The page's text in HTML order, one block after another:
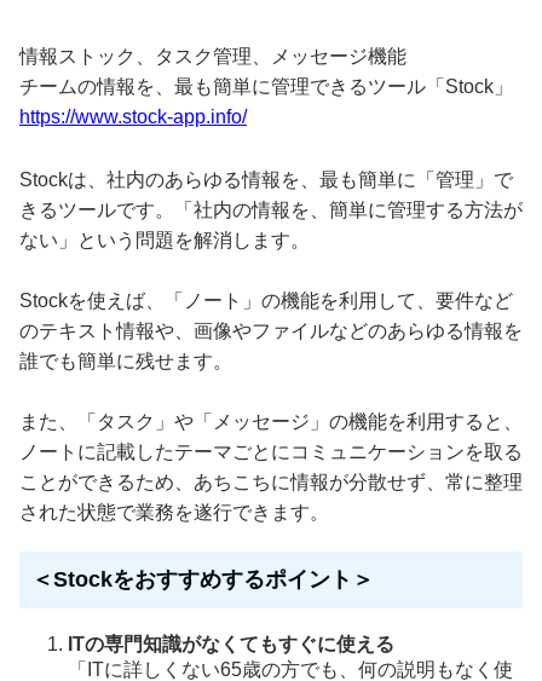
情報ストック、タスク管理、メッセージ機能
チームの情報を、最も簡単に管理できるツール「Stock」
https://www.stock-app.info/
Stockは、社内のあらゆる情報を、最も簡単に「管理」で
きるツールです。「社内の情報を、簡単に管理する方法が
ない」という問題を解消します。
Stockを使えば、「ノート」の機能を利用して、要件など
のテキスト情報や、画像やファイルなどのあらゆる情報を
誰でも簡単に残せます。
また、「タスク」や「メッセージ」の機能を利用すると、
ノートに記載したテーマごとにコミュニケーションを取る
ことができるため、あちこちに情報が分散せず、常に整理
された状態で業務を遂行できます。
＜Stockをおすすめするポイント＞
ITの専門知識がなくてもすぐに使える
「ITに詳しくない65歳の方でも、何の説明もなく使